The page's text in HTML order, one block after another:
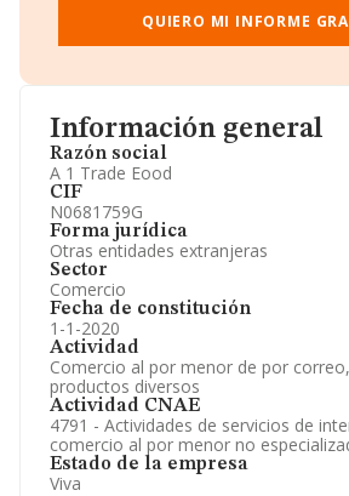
Información general
Razón social
A 1 Trade Eood
CIF
N0681759G
Forma jurídica
Otras entidades extranjeras
Sector
Comercio
Fecha de constitución
1-1-2020
Actividad
Comercio al por menor de por
productos diversos
Actividad CNAE
4791 - Actividades de servicios de
comercio al por menor no
Estado de la empresa
Viva
Directivos y Ejecutivos.
Accionistas.
Participaciones y Vinculaciones
Información oficial y registral
QUIERO MI INFORME